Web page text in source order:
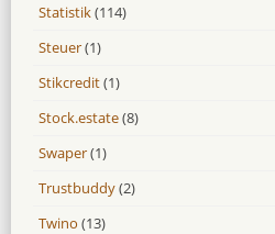
Statistik(114)
Steuer(1)
Stikcredit(1)
Stock.estate(8)
Swaper(1)
Trustbuddy(2)
Twino (13)